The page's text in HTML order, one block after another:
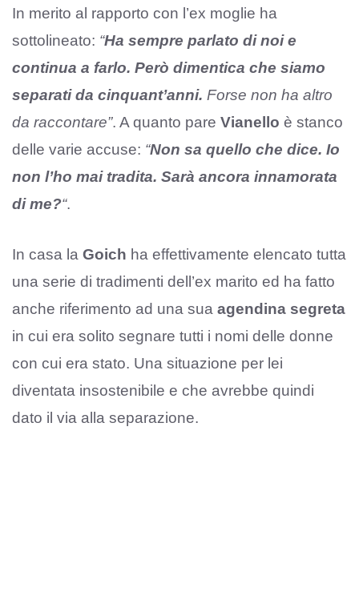
In merito al rapporto con l’ex moglie ha
sottolineato: “Ha sempre parlato di noi e
continua a farlo. Però dimentica che siamo
separati da cinquant’anni. Forse non ha altro
da raccontare”. A quanto pare Vianello è stanco
delle varie accuse: “Non sa quello che dice. Io
non l’ho mai tradita. Sarà ancora innamorata
di me?“.
In casa la Goich ha effettivamente elencato tutta
una serie di tradimenti dell’ex marito ed ha fatto
anche riferimento ad una sua agendina segreta
in cui era solito segnare tutti i nomi delle donne
con cui era stato. Una situazione per lei
diventata insostenibile e che avrebbe quindi
dato il via alla separazione.